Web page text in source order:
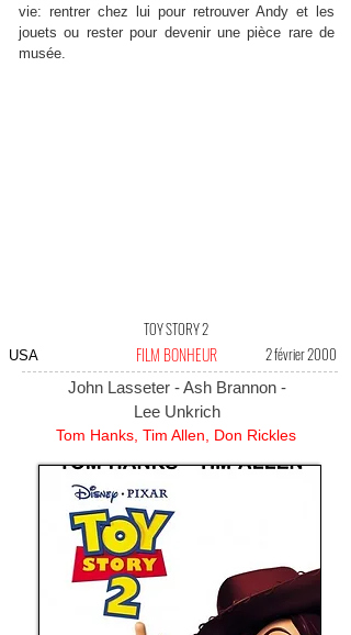
vie: rentrer chez lui pour retrouver Andy et les
jouets ou rester pour devenir une pièce rare de
musée.
TOY STORY 2
USA FILM BONHEUR 2 février 2000
John Lasseter - Ash Brannon -
Lee Unkrich
Tom Hanks, Tim Allen, Don Rickles